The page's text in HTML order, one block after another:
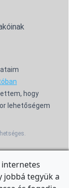
hogy
lehetőségem
jobbá tegyük a